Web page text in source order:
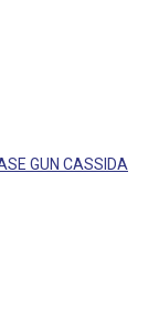
GUN CASSIDA